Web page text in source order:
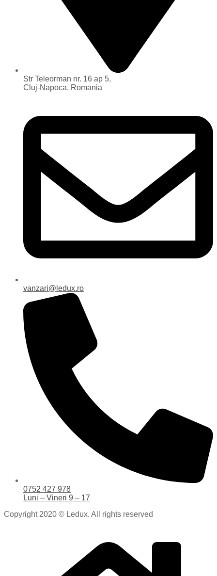
Str Teleorman nr. 16 ap 5,
Cluj-Napoca, Romania
vanzari@ledux.ro
0752 427 978
Luni – Vineri 9 – 17
Copyright 2020 © Ledux. All rights reserved